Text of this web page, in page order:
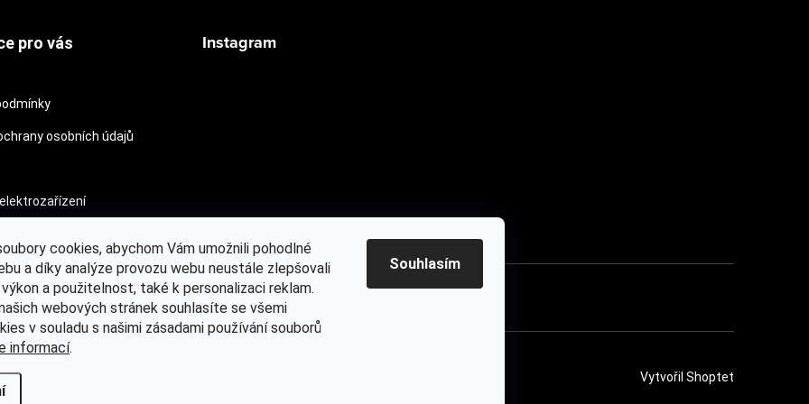
cookies, abychom Vám umožnili pohodlné
a díky analýze provozu webu neustále zlepšovali
a použitelnost, také k personalizaci reklam.
webových stránek souhlasíte se všemi
v souladu s našimi zásadami používání souborů
informací.
Souhlasím
pro vás
osobních údajů
Instagram
oficiální web MYONE s.r.o. Kontaktujte nás
Vytvořil Shoptet
vyhrazena.